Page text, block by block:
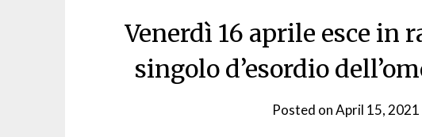
Venerdì 16 aprile esce in
singolo d’esordio
Posted onApril 15, 2021